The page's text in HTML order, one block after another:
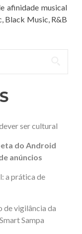
afinidade musical
Black Music, R&B
ser cultural
do Android
anúncios
a prática de
de vigilância da
Sampa